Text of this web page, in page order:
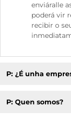
enviáralle
poderá vir
recibir o
P: ¿É unha
P: Quen somos?